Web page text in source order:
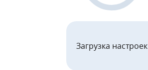
Загрузка настроек